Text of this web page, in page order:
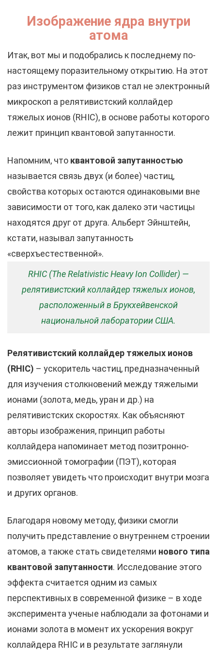
Изображение ядра внутри
атома
Итак, вот мы и подобрались к последнему по-
настоящему поразительному открытию. На этот
раз инструментом физиков стал не электронный
микроскоп а релятивистский коллайдер
тяжелых ионов (RHIC), в основе работы которого
лежит принцип квантовой запутанности.
Напомним, что квантовой запутанностью
называется связь двух (и более) частиц,
свойства которых остаются одинаковыми вне
зависимости от того, как далеко эти частицы
находятся друг от друга. Альберт Эйнштейн,
кстати, называл запутанность
«сверхъестественной».
RHIC (The Relativistic Heavy Ion Collider) —
релятивистский коллайдер тяжелых ионов,
расположенный в Брукхейвенской
национальной лаборатории США.
Релятивистский коллайдер тяжелых ионов
(RHIC) – ускоритель частиц, предназначенный
для изучения столкновений между тяжелыми
ионами (золота, медь, уран и др.) на
релятивистских скоростях. Как объясняют
авторы изображения, принцип работы
коллайдера напоминает метод позитронно-
эмиссионной томографии (ПЭТ), которая
позволяет увидеть что происходит внутри мозга
и других органов.
Благодаря новому методу, физики смогли
получить представление о внутреннем строении
атомов, а также стать свидетелями нового типа
квантовой запутанности. Исследование этого
эффекта считается одним из самых
перспективных в современной физике – в ходе
эксперимента ученые наблюдали за фотонами и
ионами золота в момент их ускорения вокруг
коллайдера RHIC и в результате заглянули